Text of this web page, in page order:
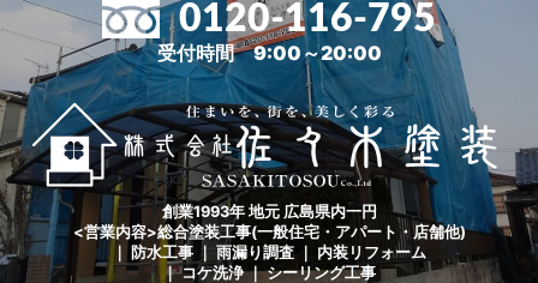
0120-116-795
受付時間 9:00～20:00
創業1993年 地元 広島県内一円
<営業内容>総合塗装工事(一般住宅・アパート・店舗他)
｜ 防水工事 ｜ 雨漏り調査 ｜ 内装リフォーム
｜ コケ洗浄 ｜ シーリング工事